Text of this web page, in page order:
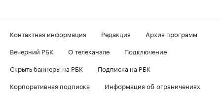
Контактная информация Редакция
Архив программ
Вечерний РБК
О телеканале
Подключение
Скрыть баннеры на РБК
Подписка на РБК
Корпоративная подписка
Информация об ограничениях